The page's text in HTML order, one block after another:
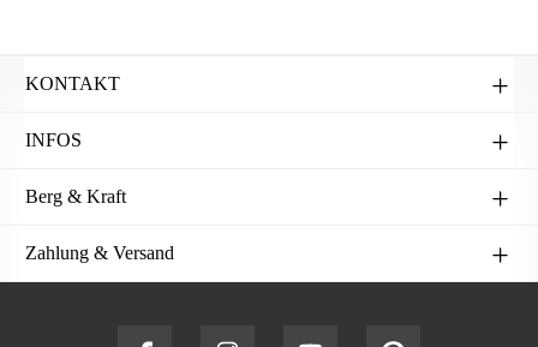
KONTAKT
INFOS
Berg & Kraft
Zahlung & Versand